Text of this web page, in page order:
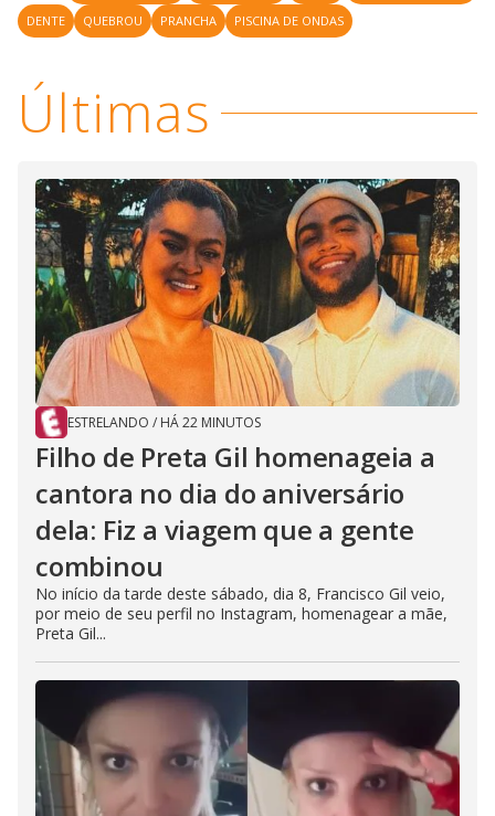
DENTE
QUEBROU PRANCHA PISCINA DE ONDAS
Últimas
ESTRELANDO / HÁ 22 MINUTOS
Filho de Preta Gil homenageia a
cantora no dia do aniversário
dela: Fiz a viagem que a gente
combinou
No início da tarde deste sábado, dia 8, Francisco Gil veio,
por meio de seu perfil no Instagram, homenagear a mãe,
Preta Gil...